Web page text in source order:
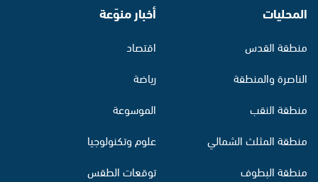
المحليات
منطقة القدس
الناصرة والمنطقة
منطقة النقب
منطقة المثلث الشمالي
منطقة البطوف
أخبار منوّعة
اقتصاد
رياضة
الموسوعة
علوم وتكنولوجيا
توقعات الطقس